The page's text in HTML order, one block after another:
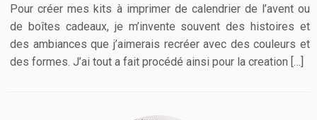
Pour créer mes kits à imprimer de calendrier de l’avent ou
de boîtes cadeaux, je m’invente souvent des histoires et
des ambiances que j’aimerais recréer avec des couleurs et
des formes. J’ai tout a fait procédé ainsi pour la creation […]